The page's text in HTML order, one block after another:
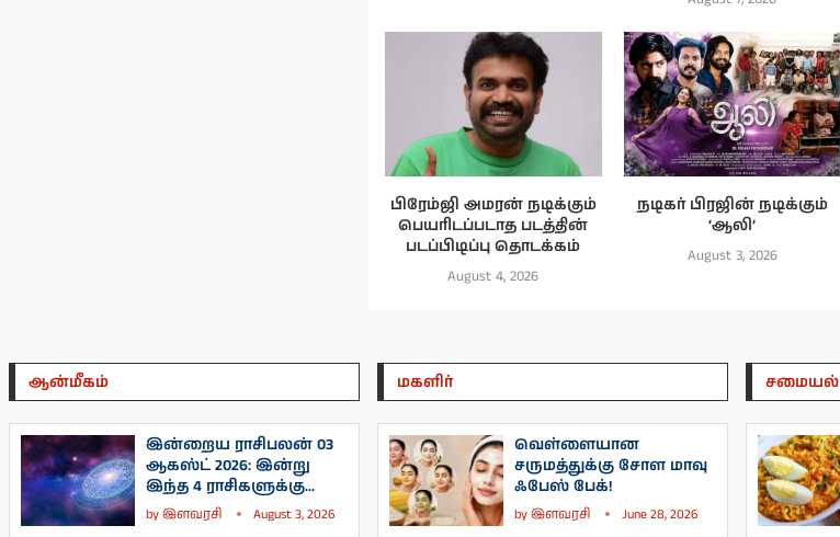
பிரேம்ஜி அமரன் நடிக்கும்
பெயரிடப்படாத படத்தின்
படப்பிடிப்பு தொடக்கம்
August 4, 2026
நடிகர் பிரஜின் நடிக்கும்
‘ஆலி’
August 3, 2026
ஆன்மீகம்
இன்றைய ராசிபலன் 03
ஆகஸ்ட் 2026: இன்று
இந்த 4 ராசிகளுக்கு...
byஇளவரசி August 3, 2026
மகளிர்
வெள்ளையான
சருமத்துக்கு சோள மாவு
ஃபேஸ் பேக்!
byஇளவரசி June 28, 2026
சமையல்